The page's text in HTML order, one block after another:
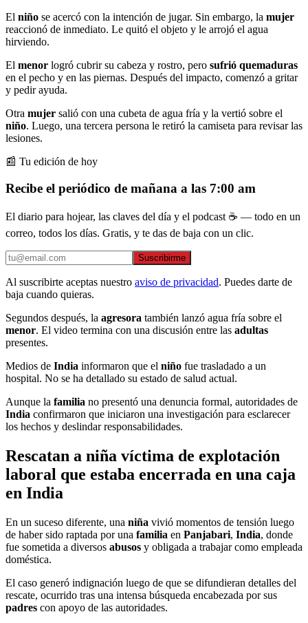
El niño se acercó con la intención de jugar. Sin embargo, la mujer
reaccionó de inmediato. Le quitó el objeto y le arrojó el agua
hirviendo.
El menor logró cubrir su cabeza y rostro, pero sufrió quemaduras
en el pecho y en las piernas. Después del impacto, comenzó a gritar
y pedir ayuda.
Otra mujer salió con una cubeta de agua fría y la vertió sobre el
niño. Luego, una tercera persona le retiró la camiseta para revisar las
lesiones.
📰 Tu edición de hoy
Recibe el periódico de mañana a las 7:00 am
El diario para hojear, las claves del día y el podcast ☕ — todo en un
correo, todos los días. Gratis, y te das de baja con un clic.
Suscribirme
Al suscribirte aceptas nuestro aviso de privacidad. Puedes darte de
baja cuando quieras.
Segundos después, la agresora también lanzó agua fría sobre el
menor. El video termina con una discusión entre las adultas
presentes.
Medios de India informaron que el niño fue trasladado a un
hospital. No se ha detallado su estado de salud actual.
Aunque la familia no presentó una denuncia formal, autoridades de
India confirmaron que iniciaron una investigación para esclarecer
los hechos y deslindar responsabilidades.
Rescatan a niña víctima de explotación
laboral que estaba encerrada en una caja
en India
En un suceso diferente, una niña vivió momentos de tensión luego
de haber sido raptada por una familia en Panjabari, India, donde
fue sometida a diversos abusos y obligada a trabajar como empleada
doméstica.
El caso generó indignación luego de que se difundieran detalles del
rescate, ocurrido tras una intensa búsqueda encabezada por sus
padres con apoyo de las autoridades.